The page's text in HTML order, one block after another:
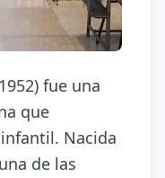
fue una
que
Nacida
de las